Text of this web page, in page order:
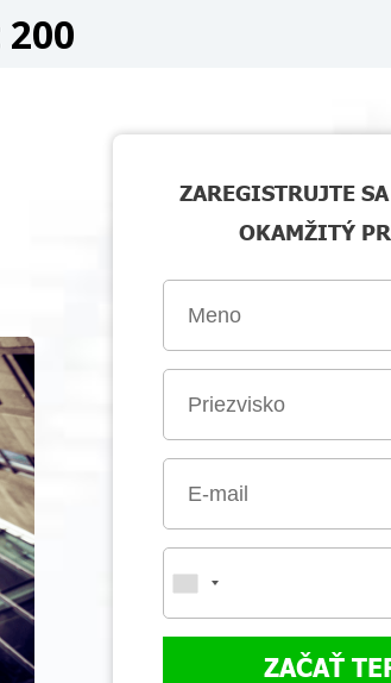
ZAREGISTRUJTE
OKAMŽITÝ
ZAČAŤ